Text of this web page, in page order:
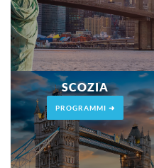
SCOZIA
PROGRAMMI ➜